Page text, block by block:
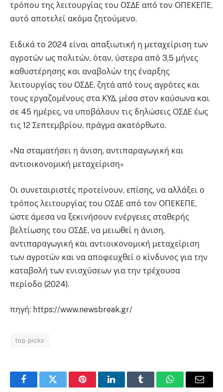
τρόπου της λειτουργίας του ΟΣΔΕ από τον ΟΠΕΚΕΠΕ,
αυτό αποτελεί ακόμα ζητούμενο.
Ειδικά το 2024 είναι απαξιωτική η μεταχείριση των
αγροτών ως πολιτών, όταν, ύστερα από 3,5 μήνες
καθυστέρησης και αναβολών της έναρξης
λειτουργίας του ΟΣΔΕ, ζητά από τους αγρότες και
τους εργαζομένους στα ΚΥΔ, μέσα στον καύσωνα και
σε 45 ημέρες, να υποβάλουν τις δηλώσεις ΟΣΔΕ έως
τις 12 Σεπτεμβρίου, πράγμα ακατόρθωτο.
«Να σταματήσει η άνιση, αντιπαραγωγική και
αντιοικονομική μεταχείριση»
Oι συνεταιριστές προτείνουν, επίσης, να αλλάξει ο
τρόπος λειτουργίας του ΟΣΔΕ από τον ΟΠΕΚΕΠΕ,
ώστε άμεσα να ξεκινήσουν ενέργειες σταθερής
βελτίωσης του ΟΣΔΕ, να μειωθεί η άνιση,
αντιπαραγωγική και αντιοικονομική μεταχείριση
των αγροτών και να αποφευχθεί ο κίνδυνος για την
καταβολή των ενισχύσεων για την τρέχουσα
περίοδο (2024).
πηγή: https://www.newsbreak.gr/
top picks
FacebookTwitter PinterestLinkedInTumblr WhatsAppEmail